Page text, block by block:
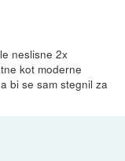
neslisne 2x
kot moderne
bi se sam stegnil za